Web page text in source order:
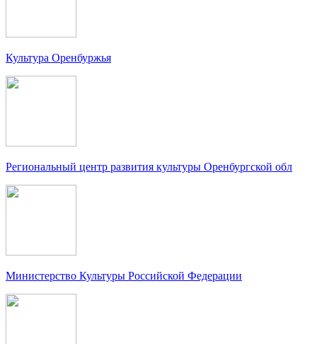
Культура Оренбуржья
Региональный центр развития культуры Оренбургской обл
Министерство Культуры Российской Федерации